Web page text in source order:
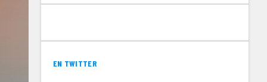
EN TWITTER